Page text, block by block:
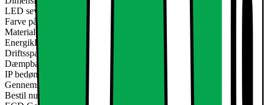
LED seværdighed: SMD 2835
Farve på montering: hvid
Materiale: Aluminium
Energiklasse: A
Driftsspænding: 220-240 volt AC
Dæmpbar: nej
IP bedømmelse: IP44
Gennemsnitlig levetid: op til 10.000 timer
Bestil nu det hotteste form for loft belysning: LED forsænket lys